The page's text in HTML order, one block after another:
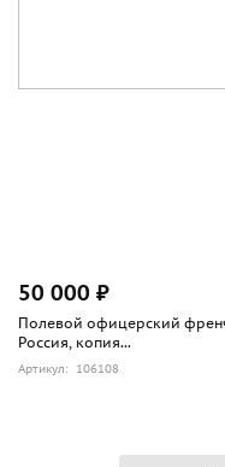
50 000 ₽
Полевой офицерский
Россия, копия...
Артикул: 106108